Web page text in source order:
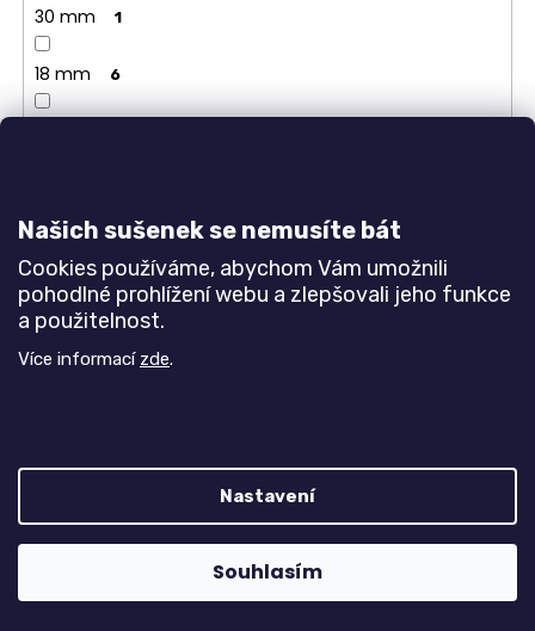
Našich sušenek se nemusíte bát
Cookies používáme, abychom Vám umožnili
pohodlné prohlížení webu a zlepšovali jeho funkce
a použitelnost.
Více informací zde.
Nastavení
Souhlasím
30 mm 1
18 mm 6
Lemování
ano, ze všech stran v ceně
Ano, Na delších stranách 0